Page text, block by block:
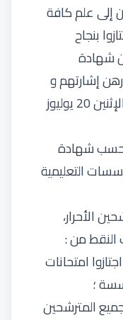
إلى علم كافة
بنجاح
شهادة
إشارتهم و
يمكنهم سحبها اتطلاقا من يوم الإثنين 20 يوليوز
تحسب شهادة
التعليمية
الأحرار،
من :
امتحانات
؛
المترشحين